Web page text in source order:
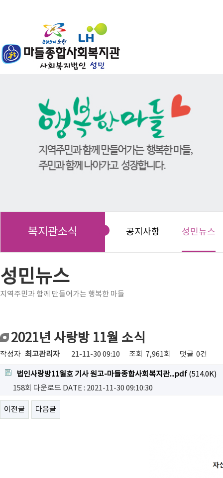
복지관소식 공지사항 성민뉴스
성민뉴스
지역주민과 함께 만들어가는 행복한 마들
2021년 사랑방 11월 소식
작성자 최고관리자 21-11-30 09:10 조회 7,961회 댓글 0건
법인사랑방11월호 기사 원고-마들종합사회복지관...pdf (514.0K)
158회 다운로드 DATE : 2021-11-30 09:10:30
이전글 다음글